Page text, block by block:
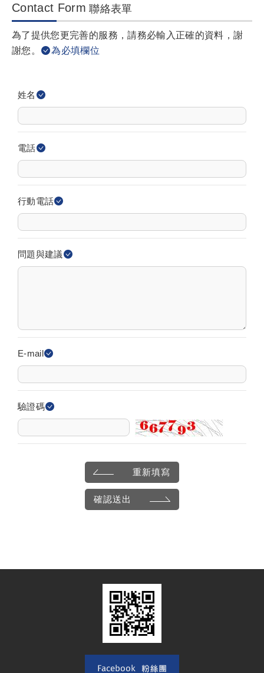
Contact Form 聯絡表單
為了提供您更完善的服務，請務必輸入正確的資料，謝
謝您。
為必填欄位
姓名
電話
行動電話
問題與建議
E-mail
驗證碼
重新填寫
確認送出